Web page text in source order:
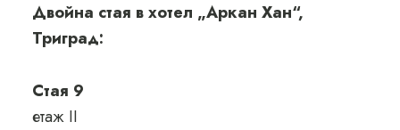
Двойна стая в хотел „Аркан Хан“,
Триград:
Стая 9
етаж II